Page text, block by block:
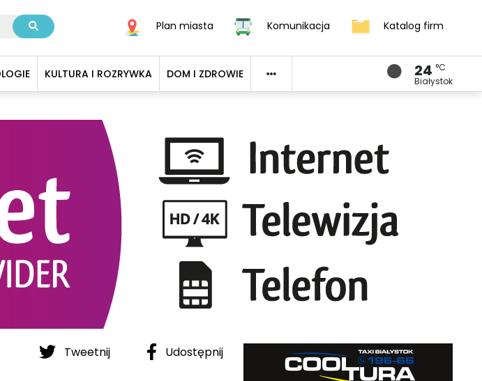
Plan miasta Komunikacja Katalog firm
KULTURA I ROZRYWKA DOM I ZDROWIE 24 °C
Białystok
Tweetnij Udostępnij